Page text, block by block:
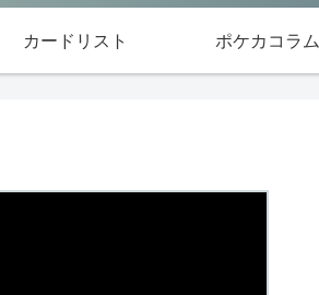
カードリスト ポケカコラム